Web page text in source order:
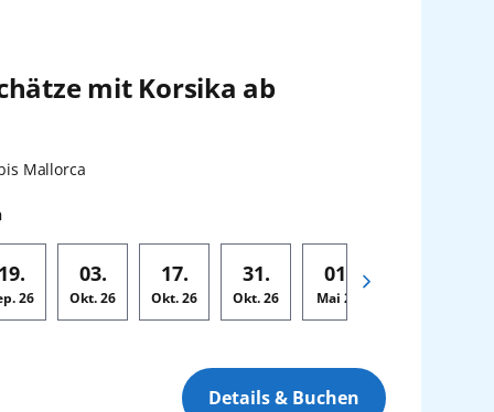
mit Korsika ab
Mallorca
19.
26
03.
Okt.26
17.
Okt.26
31.
Okt.26
01.
Mai 27
Details & Buchen